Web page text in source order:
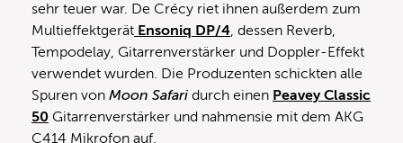
sehr teuer war. De Crécy riet ihnen außerdem zum
Multieffektgerät Ensoniq DP/4, dessen Reverb,
Tempodelay, Gitarrenverstärker und Doppler-Effekt
verwendet wurden. Die Produzenten schickten alle
Spuren von Moon Safari durch einen Peavey Classic
50 Gitarrenverstärker und nahmensie mit dem AKG
C414 Mikrofon auf.